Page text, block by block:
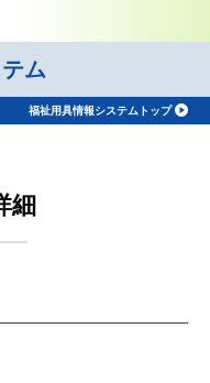
ム
福祉用具情報システムトップ
細